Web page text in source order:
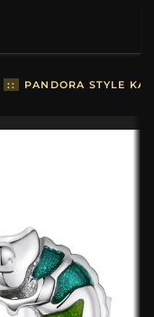
:: PANDORA STYLE